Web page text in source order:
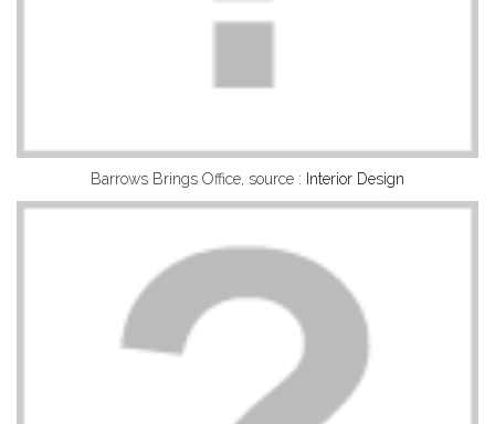
Barrows Brings Office, source : Interior Design